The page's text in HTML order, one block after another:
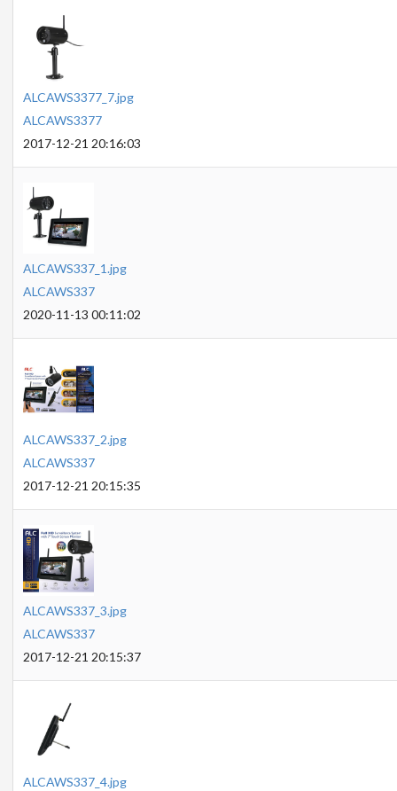
ALCAWS3377_7.jpg
ALCAWS3377
2017-12-21 20:16:03
ALCAWS337_1.jpg
ALCAWS337
2020-11-13 00:11:02
ALCAWS337_2.jpg
ALCAWS337
2017-12-21 20:15:35
ALCAWS337_3.jpg
ALCAWS337
2017-12-21 20:15:37
ALCAWS337_4.jpg